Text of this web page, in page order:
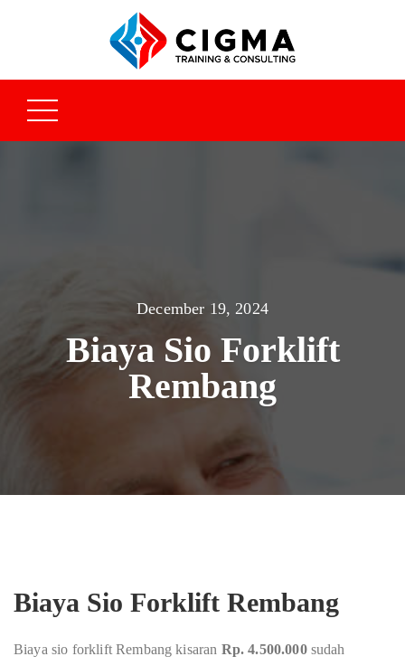
December 19, 2024
Biaya Sio Forklift
Rembang
Biaya Sio Forklift Rembang
Biaya sio forklift Rembang kisaran Rp. 4.500.000 sudah